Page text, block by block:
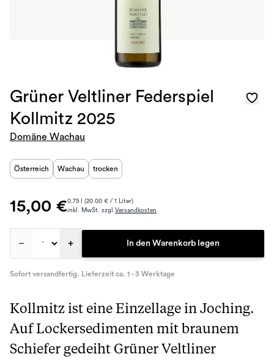
Grüner Veltliner Federspiel
Kollmitz 2025
Domäne Wachau
Österreich Wachau trocken
15,00 €0.75 l (20.00 € / 1 Liter)
inkl. MwSt. zzgl.Versandkosten
– + In den Warenkorb legen
Sofort versandfertig. Lieferzeit ca. 1 - 3 Werktage
Kollmitz ist eine Einzellage in Joching.
Auf Lockersedimenten mit braunem
Schiefer gedeiht Grüner Veltliner